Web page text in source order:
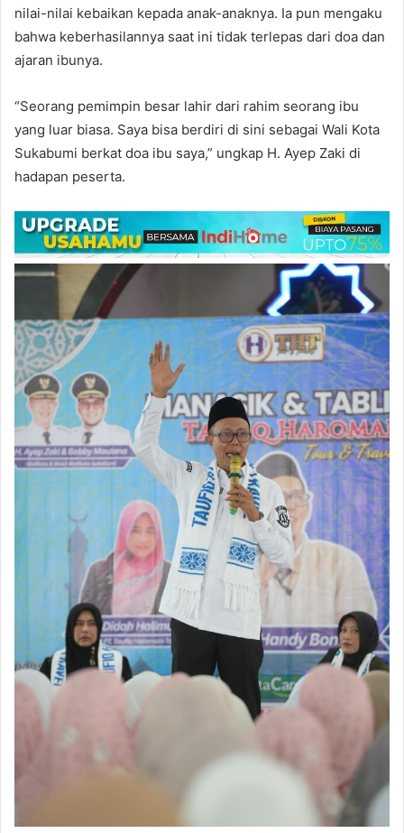
nilai-nilai kebaikan kepada anak-anaknya. Ia pun mengaku
bahwa keberhasilannya saat ini tidak terlepas dari doa dan
ajaran ibunya.
“Seorang pemimpin besar lahir dari rahim seorang ibu
yang luar biasa. Saya bisa berdiri di sini sebagai Wali Kota
Sukabumi berkat doa ibu saya,” ungkap H. Ayep Zaki di
hadapan peserta.